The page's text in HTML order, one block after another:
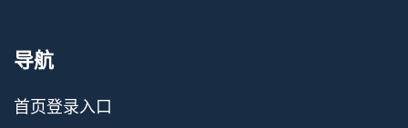
导航
首页登录入口